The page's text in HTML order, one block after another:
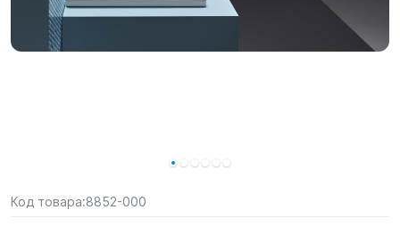
Код товара:8852-000